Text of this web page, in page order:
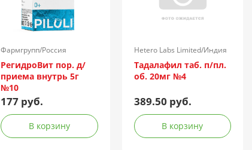
Фармгрупп/Россия
РегидроВит пор. д/
приема внутрь 5г
№10
177 руб.
В корзину
Hetero Labs Limited/Индия
Тадалафил таб. п/пл.
об. 20мг №4
389.50 руб.
В корзину